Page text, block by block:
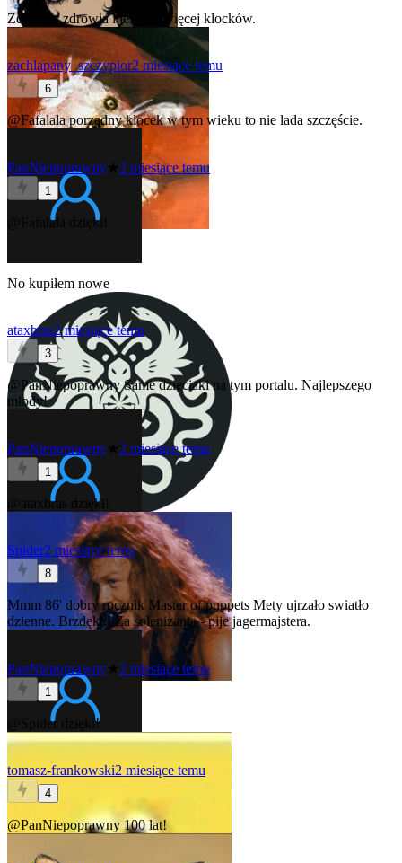
Zdrowia, zdrowia i jeszcze więcej klocków.
zachlapany_szczypior2 miesiące temu
6
@Fafalalaporządny klocek w tym wieku to nie lada szczęście.
PanNiepoprawny 2 miesiące temu
1
@Fafalala dzięki!
No kupiłem nowe
ataxbras2 miesiące temu
3
@PanNiepoprawnySame dzieciaki na tym portalu. Najlepszego
młody!
PanNiepoprawny 2 miesiące temu
1
@ataxbras dzięki!
Spider2 miesiące temu
8
Mmm 86' dobry rocznik Master of puppets Mety ujrzało swiatło
dzienne. Brzdękk! Za solenizanta - pije jagermajstera.
PanNiepoprawny 2 miesiące temu
1
@Spider dzięki!
tomasz-frankowski2 miesiące temu
4
@PanNiepoprawny 100 lat!